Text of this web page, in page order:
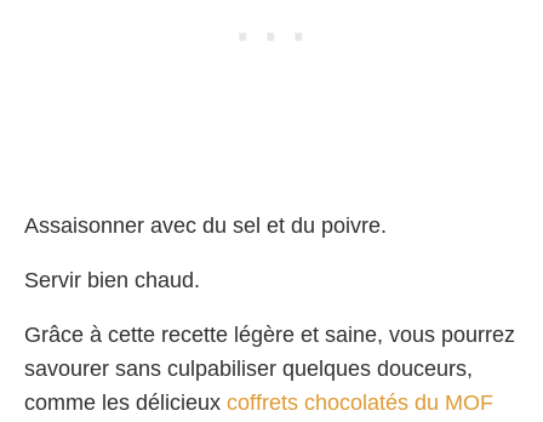
Assaisonner avec du sel et du poivre.
Servir bien chaud.
Grâce à cette recette légère et saine, vous pourrez
savourer sans culpabiliser quelques douceurs,
comme les délicieux coffrets chocolatés du MOF